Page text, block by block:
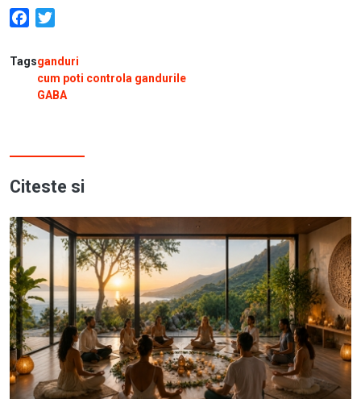
Facebook
Tagsganduri
cum poti controla gandurile
GABA
Citeste si